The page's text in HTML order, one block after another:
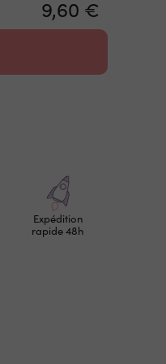
9,60 €
Expédition
rapide 48h